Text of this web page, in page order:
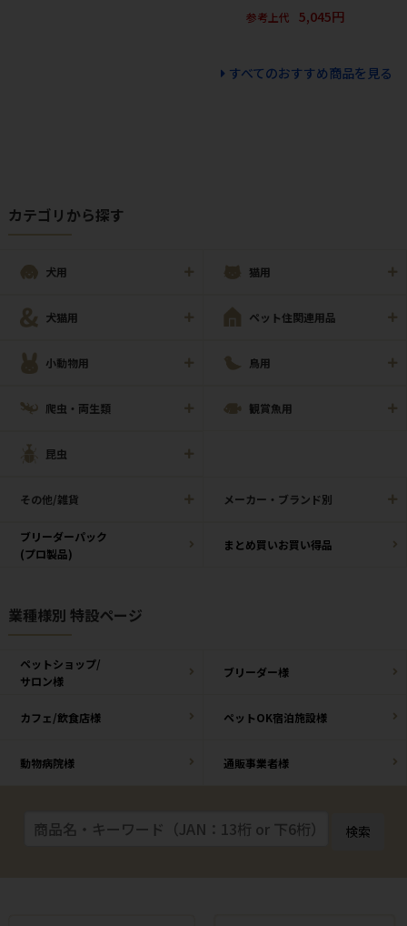
参考上代
5,045円
すべてのおすすめ商品を見る
カテゴリから探す
犬用 猫用
犬猫用 ペット住関連用品
小動物用 鳥用
爬虫・両生類 観賞魚用
昆虫
その他/雑貨 メーカー・ブランド別
ブリーダーパック
(プロ製品)
まとめ買いお買い得品
業種様別 特設ページ
ペットショップ/
サロン様
ブリーダー様
カフェ/飲食店様 ペットOK宿泊施設様
動物病院様 通販事業者様
検索